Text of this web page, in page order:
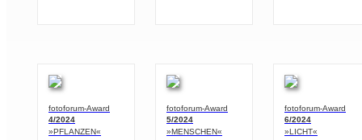
fotoforum-Award
4/2024
»PFLANZEN«
fotoforum-Award
5/2024
»MENSCHEN«
fotoforum-Award
6/2024
»LICHT«